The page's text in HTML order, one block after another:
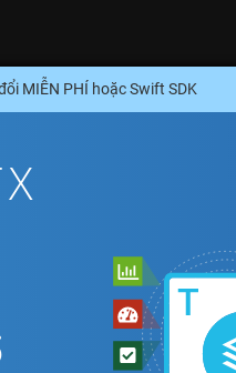
MIỄN PHÍ hoặc Swift SDK